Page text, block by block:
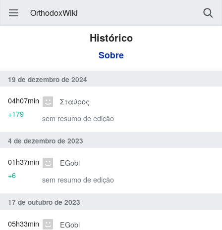
OrthodoxWiki
Histórico
Sobre
19 de dezembro de 2024
Σταύρος
sem resumo de edição
04h07min
+179
4 de dezembro de 2023
EGobi
sem resumo de edição
01h37min
+6
17 de outubro de 2023
EGobi
05h33min